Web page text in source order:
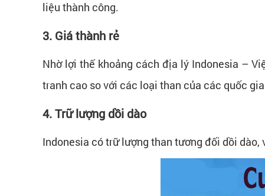
liệu thành công.
3. Giá thành rẻ
Nhờ lợi thế khoảng cách địa lý Indonesia –
tranh cao so với các loại than của các quốc
4. Trữ lượng dồi dào
Indonesia có trữ lượng than tương đối dồi